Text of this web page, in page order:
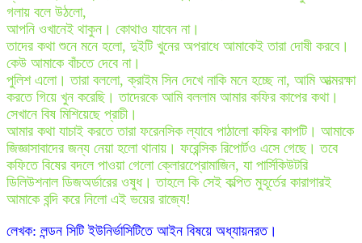
গলায় বলে উঠলো,
আপনি ওখানেই থাকুন। কোথাও যাবেন না।
তাদের কথা শুনে মনে হলো, দুইটি খুনের অপরাধে আমাকেই তারা দোষী করবে।
কেউ আমাকে বাঁচতে দেবে না।
পুলিশ এলো। তারা বললো, ক্রাইম সিন দেখে নাকি মনে হচ্ছে না, আমি আত্মরক্ষা
করতে গিয়ে খুন করেছি। তাদেরকে আমি বললাম আমার কফির কাপের কথা।
সেখানে বিষ মিশিয়েছে প্রাচী।
আমার কথা যাচাই করতে তারা ফরেনসিক ল্যাবে পাঠালো কফির কাপটি। আমাকে
জিজ্ঞাসাবাদের জন্য নেয়া হলো থানায়। ফরেন্সিক রিপোর্টও এসে গেছে। তবে
কফিতে বিষের বদলে পাওয়া গেলো ক্লোরপ্রোেমাজিন, যা পার্সিকিউটরি
ডিলিউশনাল ডিজঅর্ডারের ওষুধ। তাহলে কি সেই কল্পিত মুহূর্তের কারাগারই
আমাকে বন্দি করে নিলো এই ভয়ের রাজ্যে!
লেখক: লন্ডন সিটি ইউনির্ভাসিটিতে আইন বিষয়ে অধ্যায়নরত।